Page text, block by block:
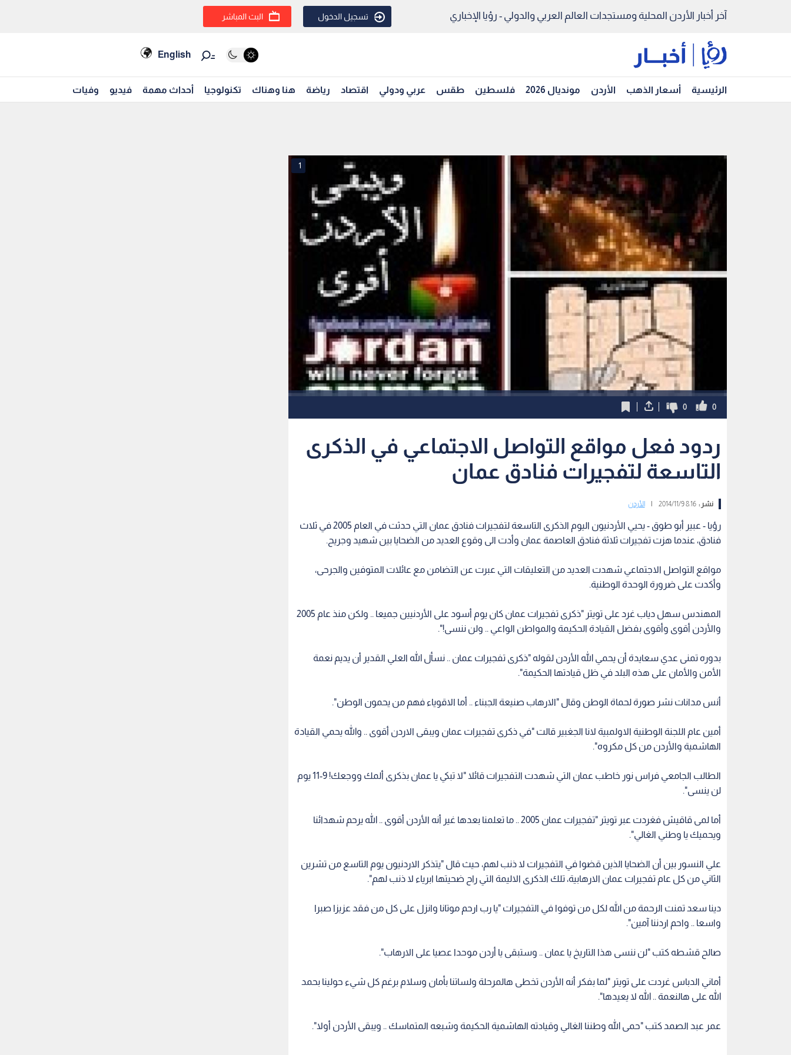
آخر أخبار الأردن المحلية ومستجدات العالم العربي والدولي - رؤيا الإخباري تسجيل الدخول البث المباشر
English
الرئيسية أسعار الذهب الأردن مونديال 2026 فلسطين طقس عربي ودولي اقتصاد رياضة هنا وهناك تكنولوجيا أحداث مهمة فيديو وفيات
1
0
0
ردود فعل مواقع التواصل الاجتماعي في الذكرى
التاسعة لتفجيرات فنادق عمان
نشر :8:16 2014/11/9 الأردن
رؤيا - عبير أبو طوق - يحيي الأردنيون اليوم الذكرى التاسعة لتفجيرات فنادق عمان التي حدثت في العام 2005 في ثلاث
فنادق، عندما هزت تفجيرات ثلاثة فنادق العاصمة عمان وأدت الى وقوع العديد من الضحايا بين شهيد وجريح.
مواقع التواصل الاجتماعي شهدت العديد من التعليقات التي عبرت عن التضامن مع عائلات المتوفين والجرحى،
وأكدت على ضرورة الوحدة الوطنية.
المهندس سهل دياب غرد على تويتر "ذكرى تفجيرات عمان كان يوم أسود على الأردنيين جميعا .. ولكن منذ عام 2005
والأردن أقوى وأقوى بفضل القيادة الحكيمة والمواطن الواعي .. ولن ننسى!".
بدوره تمنى عدي سعايدة أن يحمي الله الأردن لقوله "ذكرى تفجيرات عمان .. نسأل الله العلي القدير أن يديم نعمة
الأمن والأمان على هذه البلد في ظل قيادتها الحكيمة".
أنس مدانات نشر صورة لحماة الوطن وقال "الارهاب صنيعة الجبناء .. أما الاقوياء فهم من يحمون الوطن".
أمين عام اللجنة الوطنية الاولمبية لانا الجغبير قالت "في ذكرى تفجيرات عمان ويبقى الاردن أقوى .. والله يحمي القيادة
الهاشمية والأردن من كل مكروه".
الطالب الجامعي فراس نور خاطب عمان التي شهدت التفجيرات قائلا "لا تبكي يا عمان بذكرى ألمك ووجعك! 9-11 يوم
لن ينسى".
أما لمى قاقيش فغردت عبر تويتر "تفجيرات عمان 2005 .. ما تعلمنا بعدها غير أنه الأردن أقوى .. الله يرحم شهدائنا
ويحميك يا وطني الغالي".
علي النسور بين أن الضحايا الذين قضوا في التفجيرات لا ذنب لهم، حيث قال "يتذكر الاردنيون يوم التاسع من تشرين
الثاني من كل عام تفجيرات عمان الارهابية، تلك الذكرى الاليمة التي راح ضحيتها ابرياء لا ذنب لهم".
دينا سعد تمنت الرحمة من الله لكل من توفوا في التفجيرات "يا رب ارحم موتانا وانزل على كل من فقد عزيزا صبرا
واسعا .. واحم اردننا آمين".
صالح قشطه كتب "لن ننسى هذا التاريخ يا عمان .. وستبقى يا أردن موحدا عصيا على الارهاب".
أماني الدباس غردت على تويتر "لما بفكر أنه الأردن تخطى هالمرحلة ولساتنا بأمان وسلام برغم كل شيء حولينا بحمد
الله على هالنعمة .. الله لا يعيدها".
عمر عبد الصمد كتب "حمى الله وطننا الغالي وقيادته الهاشمية الحكيمة وشبعه المتماسك .. ويبقى الأردن أولا".